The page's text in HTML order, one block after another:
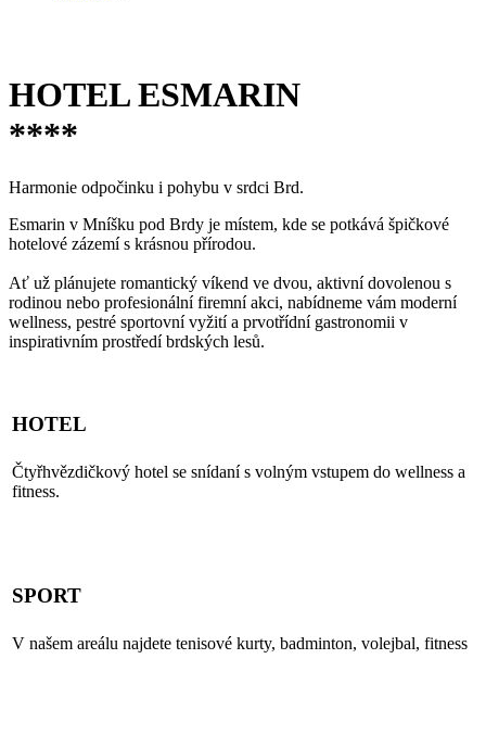
HOTEL ESMARIN
****
Harmonie odpočinku i pohybu v srdci Brd.
Esmarin v Mníšku pod Brdy je místem, kde se potkává špičkové
hotelové zázemí s krásnou přírodou.
Ať už plánujete romantický víkend ve dvou, aktivní dovolenou s
rodinou nebo profesionální firemní akci, nabídneme vám moderní
wellness, pestré sportovní vyžití a prvotřídní gastronomii v
inspirativním prostředí brdských lesů.
HOTEL
Čtyřhvězdičkový hotel se snídaní s volným vstupem do wellness a
fitness.
SPORT
V našem areálu najdete tenisové kurty, badminton, volejbal, fitness